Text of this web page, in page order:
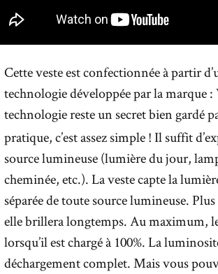
Cette veste est confectionnée à partir
technologie développée par la
technologie reste un secret bien gardé
pratique, c’est assez simple ! Il suffit
source lumineuse (lumière du jour,
cheminée, etc.). La veste capte la
séparée de toute source lumineuse.
elle brillera longtemps. Au maximum,
lorsqu’il est chargé à 100%. La
déchargement complet. Mais vous